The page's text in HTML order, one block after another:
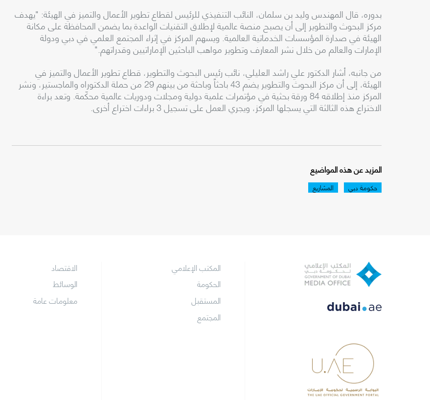
بدوره، قال المهندس وليد بن سلمان، النائب التنفيذي للرئيس لقطاع تطوير الأعمال والتميز في الهيئة: "يهدف
مركز البحوث والتطوير إلى أن يصبح منصة عالمية لإطلاق التقنيات الواعدة بما يضمن المحافظة على مكانة
الهيئة في صدارة المؤسسات الخدماتية العالمية. ويسهم المركز في إثراء المجتمع العلمي في دبي ودولة
الإمارات والعالم من خلال نشر المعارف وتطوير مواهب الباحثين الإماراتيين وقدراتهم."
من جانبه، أشار الدكتور علي راشد العليلي، نائب رئيس البحوث والتطوير، قطاع تطوير الأعمال والتميز في
الهيئة، إلى أن مركز البحوث والتطوير يضم 43 باحثاً وباحثة من بينهم 29 من حملة الدكتوراه والماجستير، ونشر
المركز منذ إطلاقه 84 ورقة بحثية في مؤتمرات علمية دولية ومجلات ودوريات عالمية محكّمة. وتعد براءة
الاختراع هذه الثالثة التي يسجلها المركز، ويجري العمل على تسجيل 3 براءات اختراع أخرى.
المزيد عن هذه المواضيع
حكومة دبي المشاريع
المكتب الإعلامي
الحكومة
المستقبل
المجتمع
الاقتصاد
الوسائط
معلومات عامة